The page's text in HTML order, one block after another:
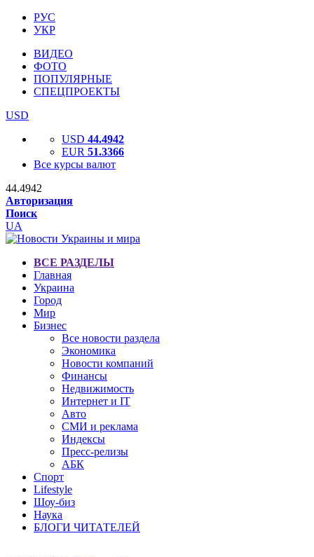
РУС
УКР
ВИДЕО
ФОТО
ПОПУЛЯРНЫЕ
СПЕЦПРОЕКТЫ
USD
USD 44.4942
EUR 51.3366
Все курсы валют
44.4942
Авторизация
Поиск
UA
ВСЕ РАЗДЕЛЫ
Главная
Украина
Город
Мир
Бизнес
Все новости раздела
Экономика
Новости компаний
Финансы
Недвижимость
Интернет и IT
Авто
СМИ и реклама
Индексы
Пресс-релизы
АБК
Спорт
Lifestyle
Шоу-биз
Наука
БЛОГИ ЧИТАТЕЛЕЙ